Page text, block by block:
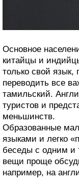
Основное
китайцы и
только свой язык,
переводить все
тамильский.
туристов и
меньшинств.
Образованные
языками и легко
беседы с одним и
вещи проще
например, на